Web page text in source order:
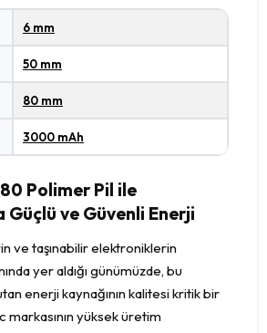
6 mm
50 mm
80 mm
3000 mAh
Polimer Pil ile
Güçlü ve Güvenli Enerji
ve taşınabilir elektroniklerin
yer aldığı günümüzde, bu
enerji kaynağının kalitesi kritik bir
markasının yüksek üretim